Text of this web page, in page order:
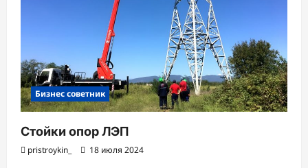
Бизнес советник
Стойки опор ЛЭП
pristroykin_ 18 июля 2024